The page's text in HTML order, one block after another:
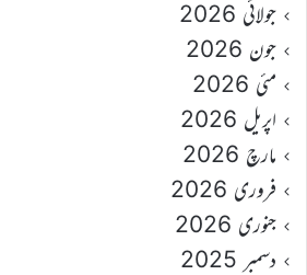
جولائی 2026
جون 2026
مئی 2026
اپریل 2026
مارچ 2026
فروری 2026
جنوری 2026
دسمبر 2025